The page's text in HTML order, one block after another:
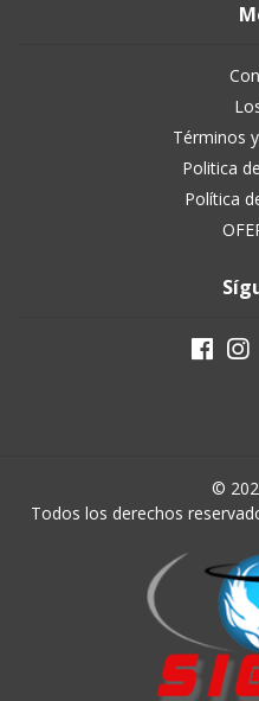
Términos
Politica
Política
©
Todos los derechos